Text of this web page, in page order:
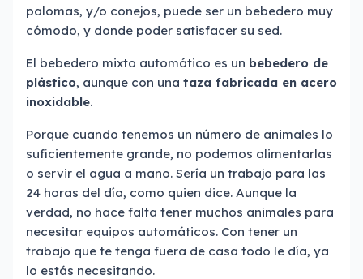
palomas, y/o conejos, puede ser un bebedero muy
cómodo, y donde poder satisfacer su sed.
El bebedero mixto automático es un bebedero de
plástico, aunque con una taza fabricada en acero
inoxidable.
Porque cuando tenemos un número de animales lo
suficientemente grande, no podemos alimentarlas
o servir el agua a mano. Sería un trabajo para las
24 horas del día, como quien dice. Aunque la
verdad, no hace falta tener muchos animales para
necesitar equipos automáticos. Con tener un
trabajo que te tenga fuera de casa todo le día, ya
lo estás necesitando.